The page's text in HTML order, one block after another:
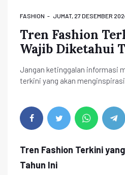
FASHION JUMAT, 27 DESEMBER
Tren Fashion
Wajib Diketahui
Jangan ketinggalan informasi
terkini yang akan
Tren Fashion Terkini
Tahun Ini